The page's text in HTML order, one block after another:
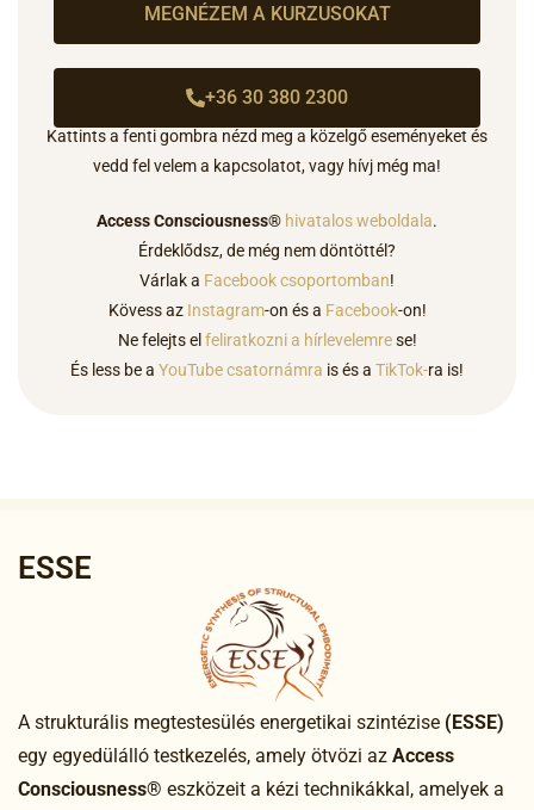
MEGNÉZEM A KURZUSOKAT
+36 30 380 2300
Kattints a fenti gombra nézd meg a közelgő eseményeket és
vedd fel velem a kapcsolatot,vagy hívj még ma!
Access Consciousness® hivatalos weboldala.
Érdeklődsz, de még nem döntöttél?
Várlak a Facebook csoportomban!
Kövess az Instagram-on és a Facebook-on!
Ne felejts el feliratkozni a hírlevelemrese!
És less be a YouTube csatornámra is és a TikTok-ra is!
ESSE
A strukturális megtestesülés energetikai szintézise (ESSE)
egy egyedülálló testkezelés, amely ötvözi az Access
Consciousness® eszközeit a kézi technikákkal, amelyek a